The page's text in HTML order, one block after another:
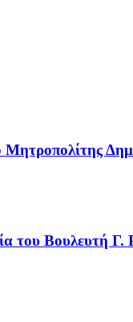
του Βουλευτή